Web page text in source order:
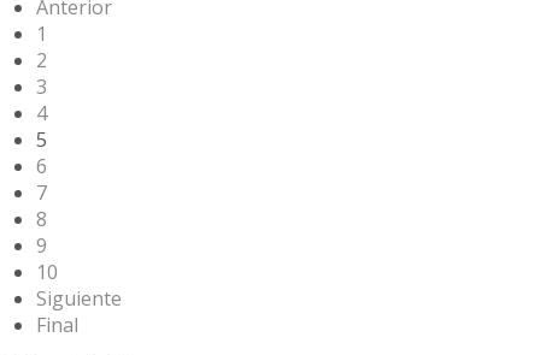
Anterior
1
2
3
4
5
6
7
8
9
10
Siguiente
Final